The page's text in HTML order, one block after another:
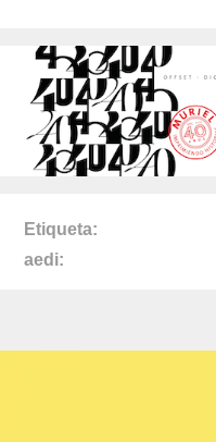
Etiqueta
aedi